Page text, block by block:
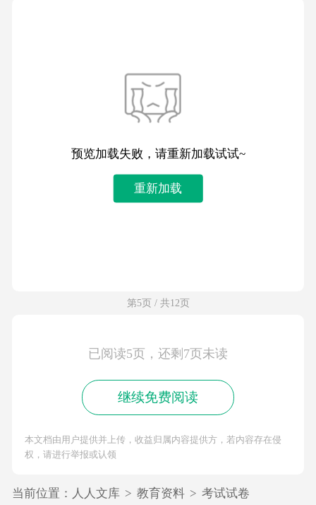
预览加载失败，请重新加载试试~
重新加载
第5页 / 共12页
已阅读5页，还剩7页未读
继续免费阅读
本文档由用户提供并上传，收益归属内容提供方，若内容存在侵
权，请进行举报或认领
当前位置： 人人文库 > 教育资料 > 考试试卷